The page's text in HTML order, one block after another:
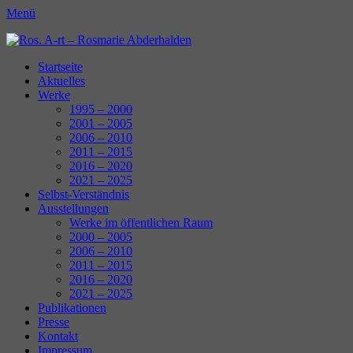
Menü
Ros. A-rt - Rosmarie Abderhalden
Erstes
Menü
Zum
Inhalt:
Startseite
Aktuelles
Werke
1995 – 2000
2001 – 2005
2006 – 2010
2011 – 2015
2016 – 2020
2021 – 2025
Selbst-Verständnis
Ausstellungen
Werke im öffentlichen Raum
2000 – 2005
2006 – 2010
2011 – 2015
2016 – 2020
2021 – 2025
Publikationen
Presse
Kontakt
Impressum